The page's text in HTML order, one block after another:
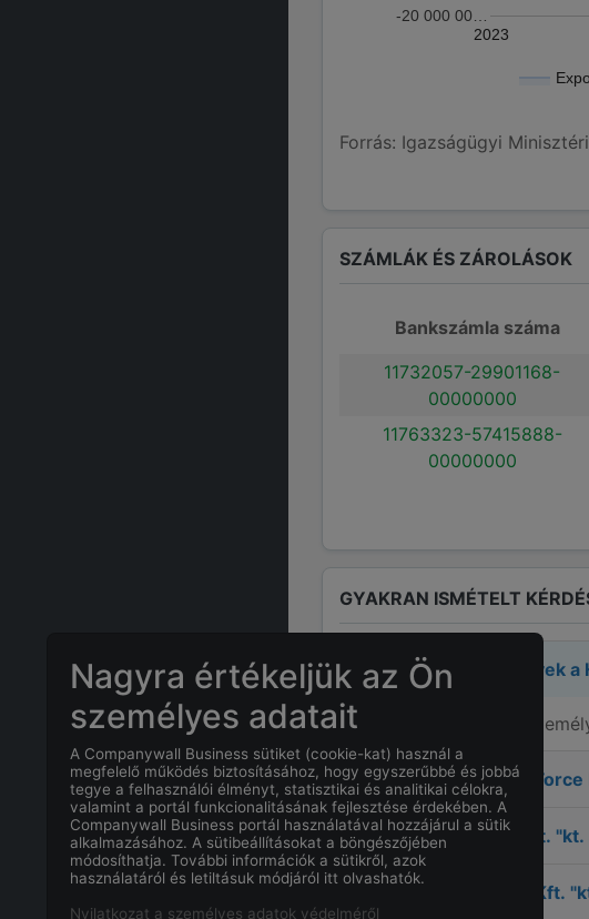
2023
-20 000 00…
Forrás: Igazságügyi
SZÁMLÁK ÉS ZÁROLÁSOK
Bankszámla száma
11732057-29901168-
00000000
11763323-57415888-
00000000
GYAKRAN ISMÉTELT
Ki a felelős személyek a
A cégnél a felelős
Mennyi azHB Flex
MiHB Flex Force Kft. "kt.
HB Flex Force Kft.
Nagyra értékeljük az Ön
személyes adatait
A Companywall Business sütiket (cookie-kat) használ a
megfelelő működés biztosításához, hogy egyszerűbbé és jobbá
tegye a felhasználói élményt, statisztikai és analitikai célokra,
valamint a portál funkcionalitásának fejlesztése érdekében. A
Companywall Business portál használatával hozzájárul a sütik
alkalmazásához. A sütibeállításokat a böngészőjében
módosíthatja. További információk a sütikről, azok
használatáról és letiltásuk módjáról itt olvashatók.
Nyilatkozat a személyes adatok védelméről